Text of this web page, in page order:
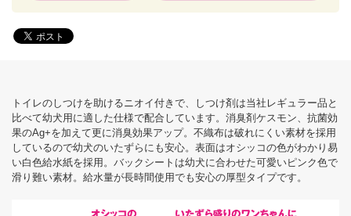
トイレのしつけを助けるニオイ付きで、しつけ剤は当社レギュラー品と
比べて幼犬用に適した仕様で配合しています。消臭剤ケスモン、抗菌効
果のAg+を加えて更に消臭効果アップ。不織布は破れにくい素材を採用
しているので幼犬のいたずらにも安心。表面はオシッコの色がわかり易
い白色給水紙を採用。バックシートは幼犬に合わせた可愛いピンク色で
滑り難い素材。給水量が長時間使用でも安心の厚型タイプです。